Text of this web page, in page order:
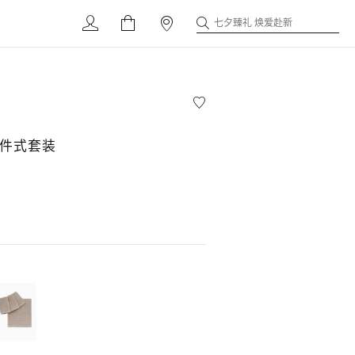
七夕臻礼 焕爱赴新
式套装